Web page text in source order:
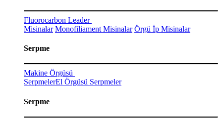
Fluorocarbon Leader
Misinalar Monofiliament Misinalar Örgü İp Misinalar
Serpme
Makine Örgüsü
SerpmelerEl Örgüsü Serpmeler
Serpme